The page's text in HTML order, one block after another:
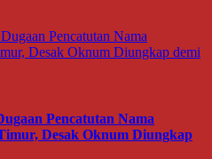
Pencatutan Nama
Desak Oknum Diungkap